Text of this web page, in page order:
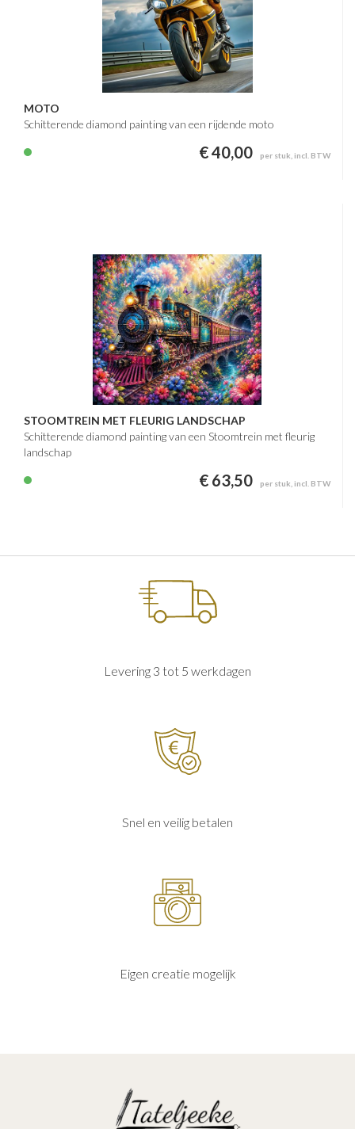
MOTO
Schitterende diamond painting van een rijdende moto
€ 40,00 per stuk, incl. BTW
STOOMTREIN MET FLEURIG LANDSCHAP
Schitterende diamond painting van een Stoomtrein met fleurig
landschap
€ 63,50 per stuk, incl. BTW
Levering 3 tot 5 werkdagen
Snel en veilig betalen
Eigen creatie mogelijk